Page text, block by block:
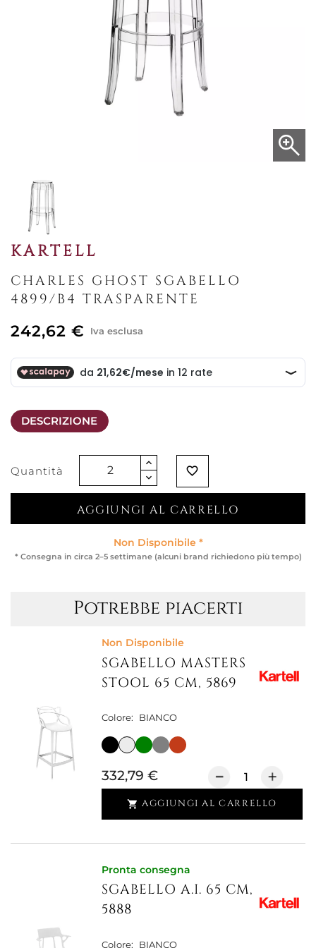
KARTELL
CHARLES GHOST SGABELLO
4899/B4 TRASPARENTE
242,62 € Iva esclusa
DESCRIZIONE
Quantità favorite_border
AGGIUNGI AL CARRELLO
Non Disponibile *
* Consegna in circa 2–5 settimane (alcuni brand richiedono più tempo)
Potrebbe piacerti
Non Disponibile
SGABELLO MASTERS
STOOL 65 CM, 5869
Colore: BIANCO
332,79 €
 AGGIUNGI AL CARRELLO
Pronta consegna
SGABELLO A.I. 65 CM,
5888
Colore: BIANCO